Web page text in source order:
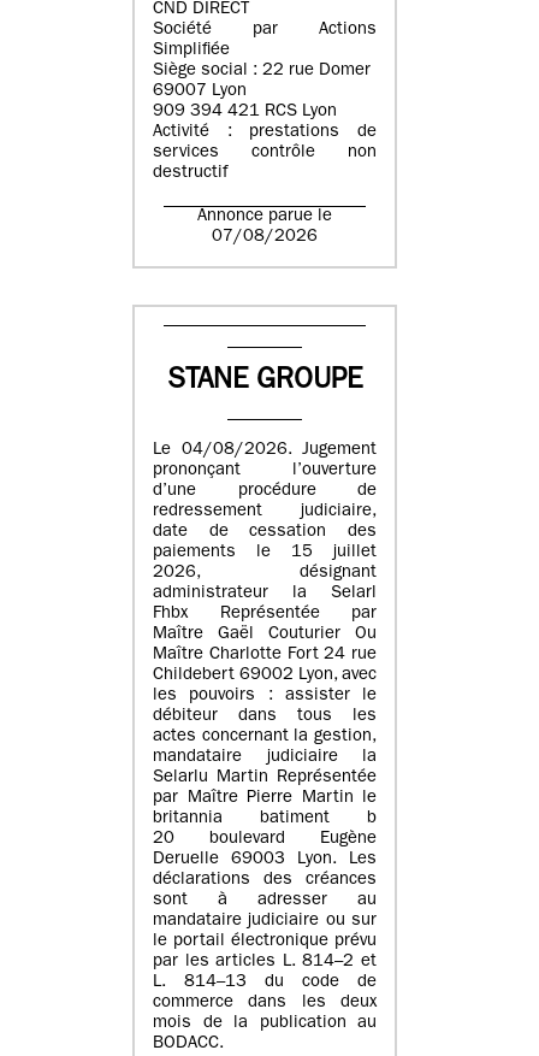
CND DIRECT
Société par Actions
Simplifiée
Siège social : 22 rue Domer
69007 Lyon
909 394 421 RCS Lyon
Activité : prestations de
services contrôle non
destructif
Annonce parue le
07/08/2026
STANE GROUPE
Le 04/08/2026. Jugement
prononçant l’ouverture
d’une procédure de
redressement judiciaire,
date de cessation des
paiements le 15 juillet
2026, désignant
administrateur la Selarl
Fhbx Représentée par
Maître Gaël Couturier Ou
Maître Charlotte Fort 24 rue
Childebert 69002 Lyon, avec
les pouvoirs : assister le
débiteur dans tous les
actes concernant la gestion,
mandataire judiciaire la
Selarlu Martin Représentée
par Maître Pierre Martin le
britannia batiment b
20 boulevard Eugène
Deruelle 69003 Lyon. Les
déclarations des créances
sont à adresser au
mandataire judiciaire ou sur
le portail électronique prévu
par les articles L. 814–2 et
L. 814–13 du code de
commerce dans les deux
mois de la publication au
BODACC.